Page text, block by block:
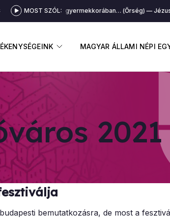
MEGNYITÁSA ALMENÜ MEGNYITÁSA
MAGYAR ÁLLAMI NÉPI
MOST SZÓL:
Jézus gyermekkorában… (Őrség) Jézus
2021
bemutatkozásra, de most a